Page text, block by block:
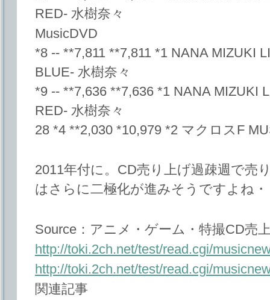
RED- 水樹奈々
MusicDVD
*8 -- **7,811 **7,811 *1 NANA MIZUKI
BLUE- 水樹奈々
*9 -- **7,636 **7,636 *1 NANA MIZUKI
RED- 水樹奈々
28 *4 **2,030 *10,979 *2 マクロスF
2011年付に。CD売り上げ過疎週で売
はさらに二極化が進みそうですよね
Source：アニメ・ゲーム・特撮CD売
http://toki.2ch.net/test/read.cgi/
http://toki.2ch.net/test/read.cgi/
関連記事